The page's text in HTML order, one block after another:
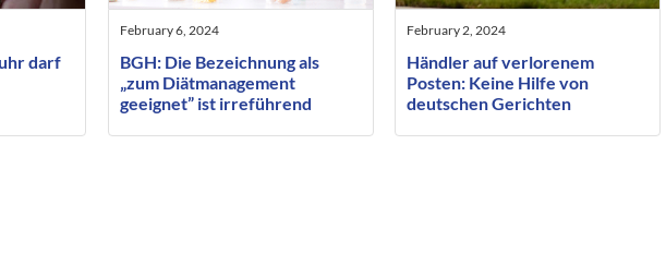
darf
February 6, 2024
BGH: Die Bezeichnung als
„zum Diätmanagement
geeignet” ist irreführend
February 2, 2024
Händler auf verlorenem
Posten: Keine Hilfe von
deutschen Gerichten